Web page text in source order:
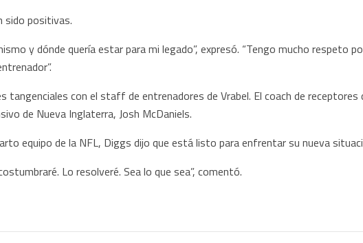
sido positivas.
y dónde quería estar para mi legado”, expresó. “Tengo mucho respeto
tangenciales con el staff de entrenadores de Vrabel. El coach de receptores
de Nueva Inglaterra, Josh McDaniels.
equipo de la NFL, Diggs dijo que está listo para enfrentar su nueva
Lo resolveré. Sea lo que sea”, comentó.